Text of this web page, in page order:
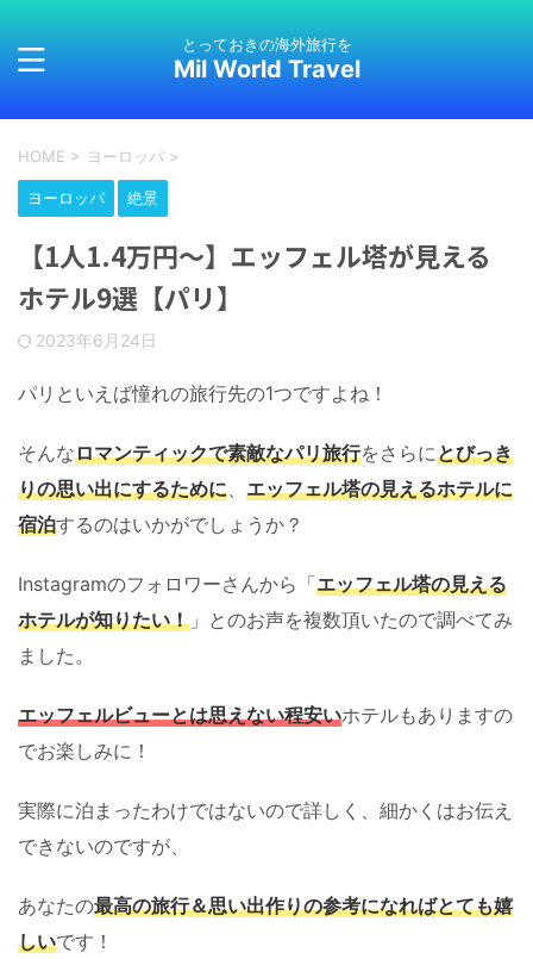
とっておきの海外旅行を
Mil World Travel
HOME > ヨーロッパ >
ヨーロッパ 絶景
【1人1.4万円〜】エッフェル塔が見える
ホテル9選【パリ】
2023年6月24日
パリといえば憧れの旅行先の1つですよね！
そんなロマンティックで素敵なパリ旅行をさらにとびっき
りの思い出にするために、 エッフェル塔の見えるホテルに
宿泊するのはいかがでしょうか？
Instagramのフォロワーさんから「エッフェル塔の見える
ホテルが知りたい！ 」とのお声を複数頂いたので調べてみ
ました。
エッフェルビューとは思えない程安いホテルもありますの
でお楽しみに！
実際に泊まったわけではないので詳しく、細かくはお伝え
できないのですが、
あなたの最高の旅行＆思い出作りの参考になればとても嬉
しいです！